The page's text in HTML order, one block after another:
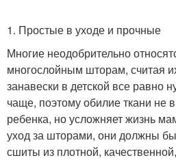
1. Простые в уходе и прочные
Многие неодобрительно
многослойным шторам, считая
занавески в детской все равно
чаще, поэтому обилие ткани не
ребенка, но усложняет жизнь
уход за шторами, они должны
сшиты из плотной,